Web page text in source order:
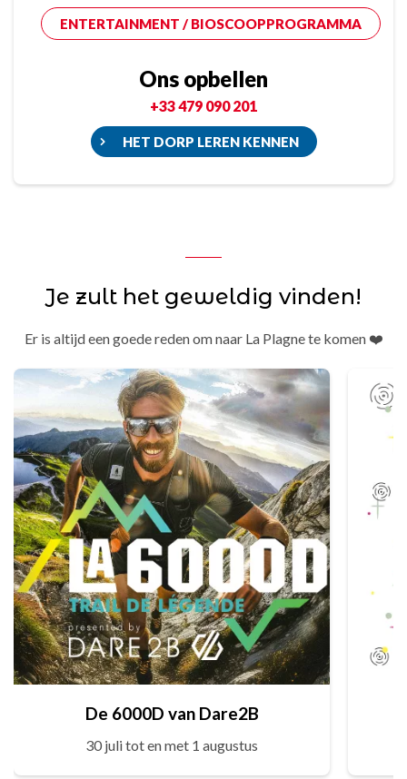
ENTERTAINMENT / BIOSCOOPPROGRAMMA
Ons opbellen
+33 479 090 201
HET DORP LEREN KENNEN
Je zult het geweldig vinden!
Er is altijd een goede reden om naar La Plagne te komen ❤️
De 6000D van Dare2B
30 juli tot en met 1 augustus